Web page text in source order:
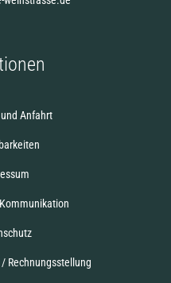
Anfahrt
Rechnungsstellung